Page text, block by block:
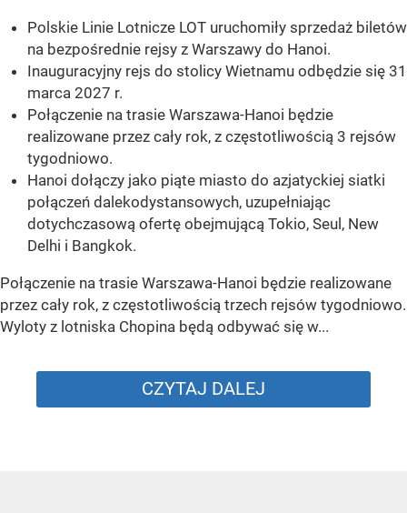
Polskie Linie Lotnicze LOT uruchomiły sprzedaż biletów
na bezpośrednie rejsy z Warszawy do Hanoi.
Inauguracyjny rejs do stolicy Wietnamu odbędzie się 31
marca 2027 r.
Połączenie na trasie Warszawa-Hanoi będzie
realizowane przez cały rok, z częstotliwością 3 rejsów
tygodniowo.
Hanoi dołączy jako piąte miasto do azjatyckiej siatki
połączeń dalekodystansowych, uzupełniając
dotychczasową ofertę obejmującą Tokio, Seul, New
Delhi i Bangkok.
Połączenie na trasie Warszawa-Hanoi będzie realizowane
przez cały rok, z częstotliwością trzech rejsów tygodniowo.
Wyloty z lotniska Chopina będą odbywać się w...
CZYTAJ DALEJ